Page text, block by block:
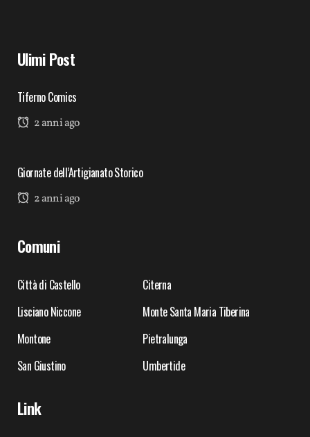
Ulimi Post
Tiferno Comics
2 anni ago
Giornate dell’Artigianato Storico
2 anni ago
Comuni
Città di Castello
Citerna
Lisciano Niccone
Monte Santa Maria Tiberina
Montone
Pietralunga
San Giustino
Umbertide
Link